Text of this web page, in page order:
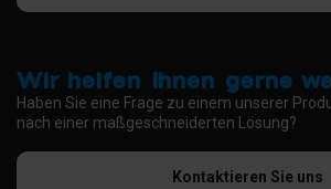
Wir helfen Ihnen gerne
Haben Sie eine Frage zu einem unserer
nach einer maßgeschneiderten Lösung?
Kontaktieren Sie uns